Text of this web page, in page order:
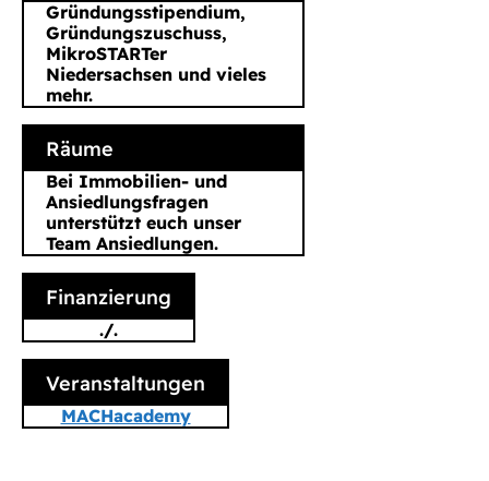
Gründungsstipendium,
Gründungszuschuss,
MikroSTARTer
Niedersachsen und vieles
mehr.
Räume
Bei Immobilien- und
Ansiedlungsfragen
unterstützt euch unser
Team Ansiedlungen.
Finanzierung
./.
Veranstaltungen
MACHacademy